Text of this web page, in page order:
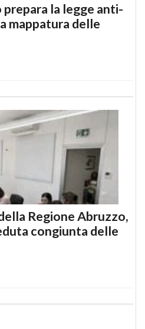
la legge anti-
mappatura delle
Regione Abruzzo,
congiunta delle